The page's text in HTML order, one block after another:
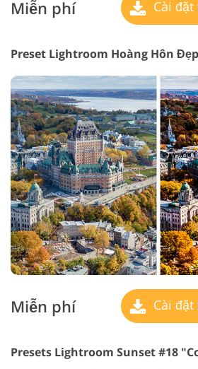
Miễn phí Cài
Preset Lightroom Hoàng Hôn
Miễn phí Cài
Presets Lightroom Sunset #18